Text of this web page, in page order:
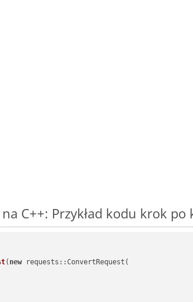
C++: Przykład kodu krok po
( new requests::ConvertRequest(
,